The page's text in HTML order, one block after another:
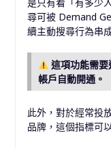
尋可被 Demand
續主動搜尋行為串
這項功能需
帳戶自動開通。
此外，對於經常投
品牌，這個指標可